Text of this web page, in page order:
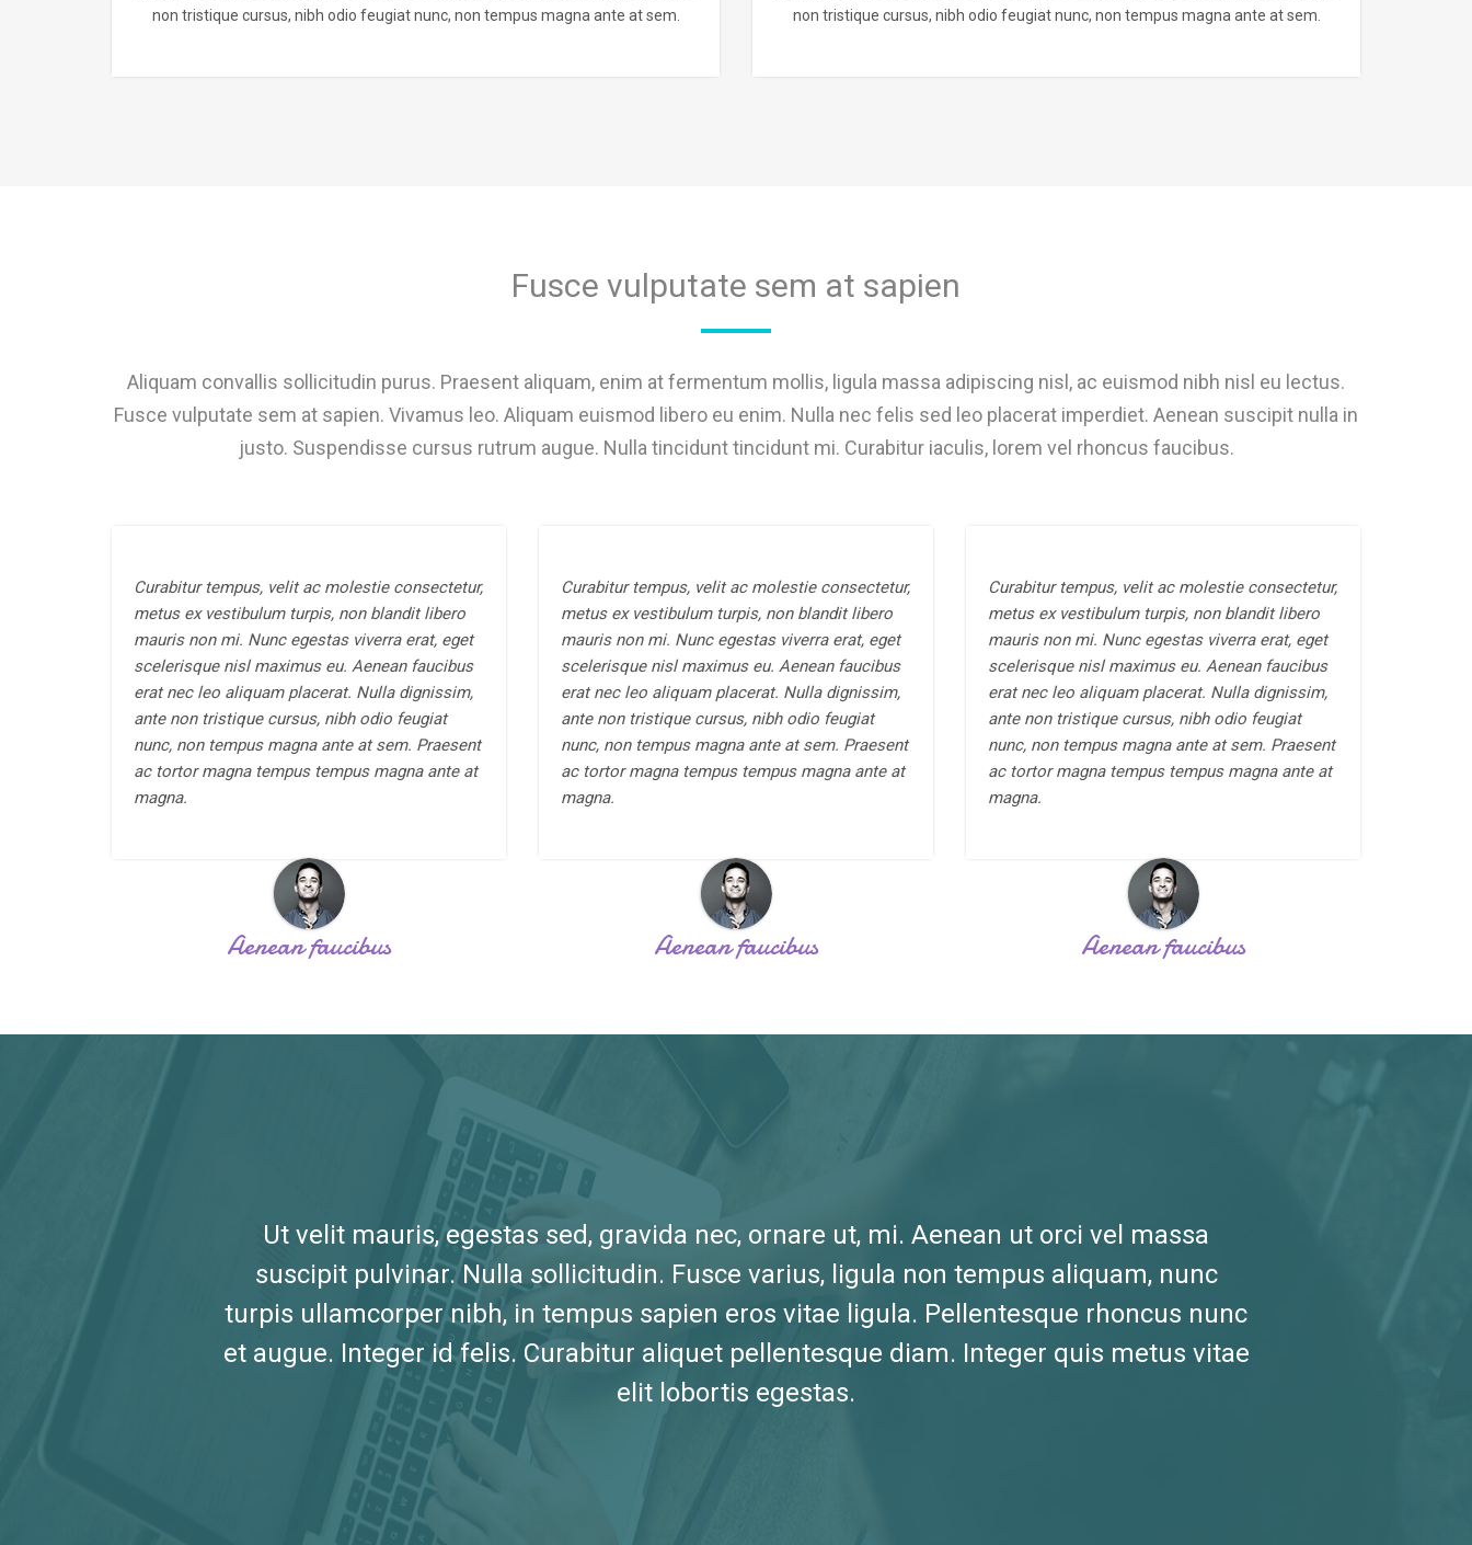
non tristique cursus, nibh odio feugiat nunc, non tempus magna ante at sem.
non tristique cursus, nibh odio feugiat nunc, non tempus magna ante at sem.
Fusce vulputate sem at sapien
Aliquam convallis sollicitudin purus. Praesent aliquam, enim at fermentum mollis, ligula massa adipiscing nisl, ac euismod nibh nisl eu lectus.
Fusce vulputate sem at sapien. Vivamus leo. Aliquam euismod libero eu enim. Nulla nec felis sed leo placerat imperdiet. Aenean suscipit nulla in
justo. Suspendisse cursus rutrum augue. Nulla tincidunt tincidunt mi. Curabitur iaculis, lorem vel rhoncus faucibus.
Curabitur tempus, velit ac molestie consectetur,
metus ex vestibulum turpis, non blandit libero
mauris non mi. Nunc egestas viverra erat, eget
scelerisque nisl maximus eu. Aenean faucibus
erat nec leo aliquam placerat. Nulla dignissim,
ante non tristique cursus, nibh odio feugiat
nunc, non tempus magna ante at sem. Praesent
ac tortor magna tempus tempus magna ante at
magna.
Aenean faucibus
Curabitur tempus, velit ac molestie consectetur,
metus ex vestibulum turpis, non blandit libero
mauris non mi. Nunc egestas viverra erat, eget
scelerisque nisl maximus eu. Aenean faucibus
erat nec leo aliquam placerat. Nulla dignissim,
ante non tristique cursus, nibh odio feugiat
nunc, non tempus magna ante at sem. Praesent
ac tortor magna tempus tempus magna ante at
magna.
Aenean faucibus
Curabitur tempus, velit ac molestie consectetur,
metus ex vestibulum turpis, non blandit libero
mauris non mi. Nunc egestas viverra erat, eget
scelerisque nisl maximus eu. Aenean faucibus
erat nec leo aliquam placerat. Nulla dignissim,
ante non tristique cursus, nibh odio feugiat
nunc, non tempus magna ante at sem. Praesent
ac tortor magna tempus tempus magna ante at
magna.
Aenean faucibus
Ut velit mauris, egestas sed, gravida nec, ornare ut, mi. Aenean ut orci vel massa
suscipit pulvinar. Nulla sollicitudin. Fusce varius, ligula non tempus aliquam, nunc
turpis ullamcorper nibh, in tempus sapien eros vitae ligula. Pellentesque rhoncus nunc
et augue. Integer id felis. Curabitur aliquet pellentesque diam. Integer quis metus vitae
elit lobortis egestas.